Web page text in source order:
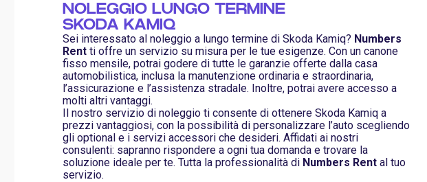
NOLEGGIO LUNGO TERMINE
SKODA KAMIQ
Sei interessato al noleggio a lungo termine di Skoda Kamiq? Numbers
Rent ti offre un servizio su misura per le tue esigenze. Con un canone
fisso mensile, potrai godere di tutte le garanzie offerte dalla casa
automobilistica, inclusa la manutenzione ordinaria e straordinaria,
l’assicurazione e l’assistenza stradale. Inoltre, potrai avere accesso a
molti altri vantaggi.
Il nostro servizio di noleggio ti consente di ottenere Skoda Kamiq a
prezzi vantaggiosi, con la possibilità di personalizzare l’auto scegliendo
gli optional e i servizi accessori che desideri. Affidati ai nostri
consulenti: sapranno rispondere a ogni tua domanda e trovare la
soluzione ideale per te. Tutta la professionalità di Numbers Rent al tuo
servizio.